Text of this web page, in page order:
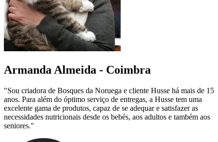
Armanda Almeida - Coimbra
"Sou criadora de Bosques da Noruega e cliente Husse há mais de 15
anos. Para além do óptimo serviço de entregas, a Husse tem uma
excelente gama de produtos, capaz de se adequar e satisfazer as
necessidades nutricionais desde os bebés, aos adultos e também aos
seniores."